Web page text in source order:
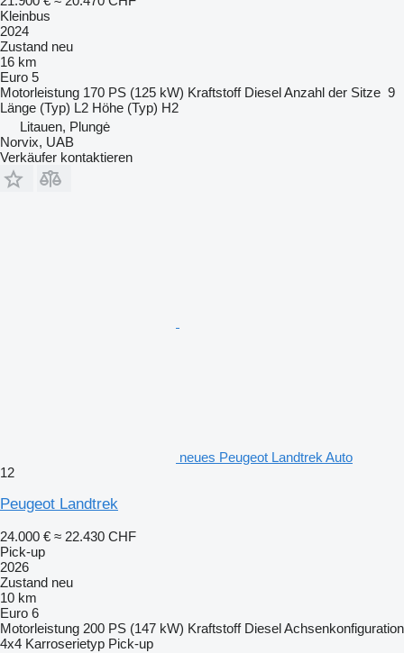
Kleinbus
2024
Zustand neu
16 km
Euro 5
Motorleistung 170 PS (125 kW) Kraftstoff DieselAnzahl der Sitze 9
Länge (Typ) L2 Höhe (Typ) H2
Litauen, Plungė
Norvix, UAB
Verkäufer kontaktieren
neues Peugeot Landtrek Auto
12
Peugeot Landtrek
24.000 € ≈ 22.430 CHF
Pick-up
2026
Zustand neu
10 km
Euro 6
Motorleistung 200 PS (147 kW) Kraftstoff DieselAchsenkonfiguration
4x4 Karroserietyp Pick-up